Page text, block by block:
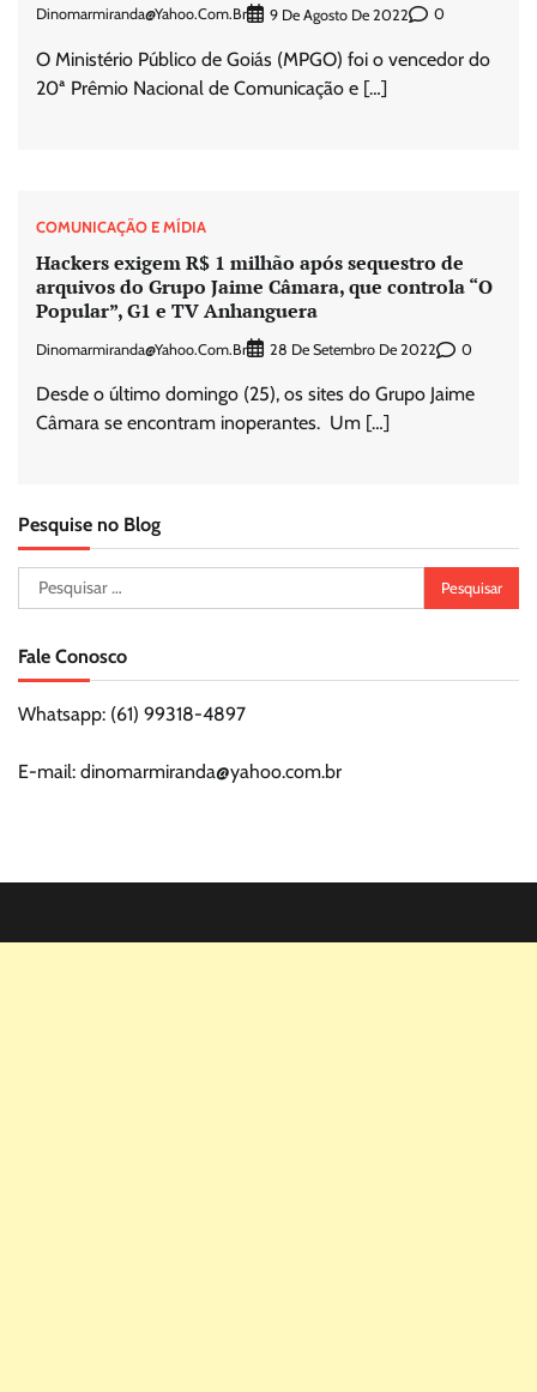
Dinomarmiranda@yahoo.com.br 9 De Agosto De 2022 0
O Ministério Público de Goiás (MPGO) foi o vencedor do
20ª Prêmio Nacional de Comunicação e […]
COMUNICAÇÃO E MÍDIA
Hackers exigem R$ 1 milhão após sequestro de
arquivos do Grupo Jaime Câmara, que controla “O
Popular”, G1 e TV Anhanguera
Dinomarmiranda@yahoo.com.br 28 De Setembro De 2022 0
Desde o último domingo (25), os sites do Grupo Jaime
Câmara se encontram inoperantes. Um […]
Pesquise no Blog
Pesquisar
por:
Fale Conosco
Whatsapp: (61) 99318-4897
E-mail: dinomarmiranda@yahoo.com.br